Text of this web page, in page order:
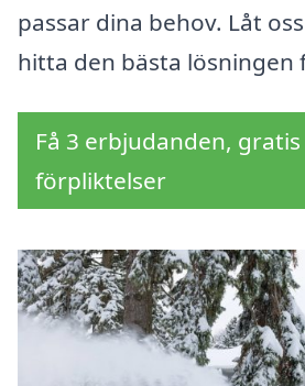
passar dina behov. Låt
hitta den bästa lösningen
Få 3 erbjudanden,
förpliktelser